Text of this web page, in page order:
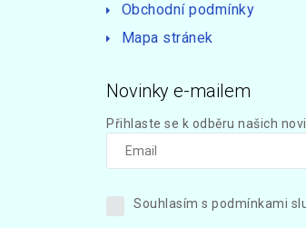
Obchodní podmínky
Mapa stránek
Novinky e-mailem
Přihlaste se k odběru našich
Souhlasím s podmínkami